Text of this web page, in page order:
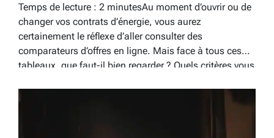
Temps de lecture : 2 minutesAu moment d’ouvrir ou de
changer vos contrats d’énergie, vous aurez
certainement le réflexe d’aller consulter des
comparateurs d’offres en ligne. Mais face à tous ces
tableaux, que faut-il bien regarder ? Quels critères vous